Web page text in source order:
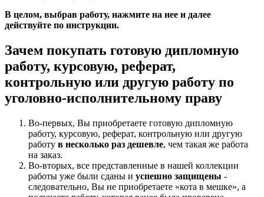
В целом, выбрав работу, нажмите на нее и далее
действуйте по инструкции.
Зачем покупать готовую дипломную
работу, курсовую, реферат,
контрольную или другую работу по
уголовно-исполнительному праву
Во-первых, Вы приобретаете готовую дипломную
работу, курсовую, реферат, контрольную или другую
работу в несколько раз дешевле, чем такая же работа
на заказ.
Во-вторых, все представленные в нашей коллекции
работы уже были сданы и успешно защищены -
следовательно, Вы не приобретаете «кота в мешке», а